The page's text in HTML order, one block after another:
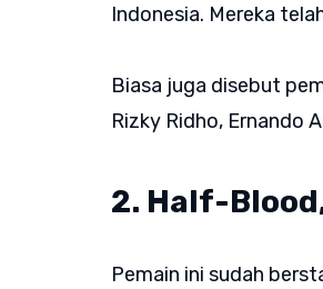
Indonesia. Mereka
Biasa juga disebut
Rizky Ridho, Ernando
2. Half-
Pemain ini sudah